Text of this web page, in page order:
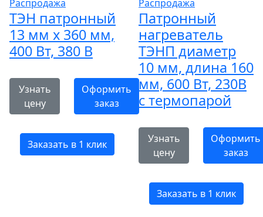
Распродажа
ТЭН патронный
13 мм x 360 мм,
400 Вт, 380 В
Узнать
цену
Оформить
заказ
Заказать в 1 клик
Распродажа
Патронный
нагреватель
ТЭНП диаметр
10 мм, длина 160
мм, 600 Вт, 230В
с термопарой
Узнать
цену
Оформить
заказ
Заказать в 1 клик